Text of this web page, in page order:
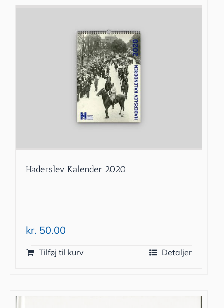
Haderslev Kalender 2020
kr. 50.00
Tilføj til kurv Detaljer